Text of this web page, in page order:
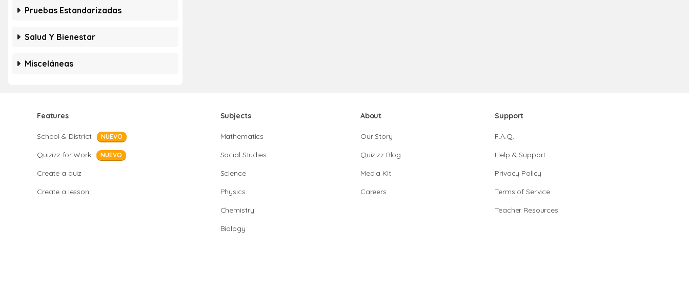
Pruebas Estandarizadas
Salud Y Bienestar
Misceláneas
Features
School & District NUEVO
Quizizz for Work NUEVO
Create a quiz
Create a lesson
Subjects
Mathematics
Social Studies
Science
Physics
Chemistry
Biology
About
Our Story
Quizizz Blog
Media Kit
Careers
Support
F.A.Q.
Help & Support
Privacy Policy
Terms of Service
Teacher Resources